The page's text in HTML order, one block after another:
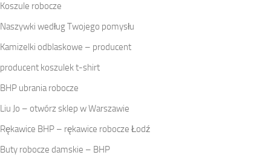
Koszule robocze
Naszywki według Twojego pomysłu
Kamizelki odblaskowe – producent
producent koszulek t-shirt
BHP ubrania robocze
Liu Jo – otwórz sklep w Warszawie
Rękawice BHP – rękawice robocze Łodź
Buty robocze damskie – BHP